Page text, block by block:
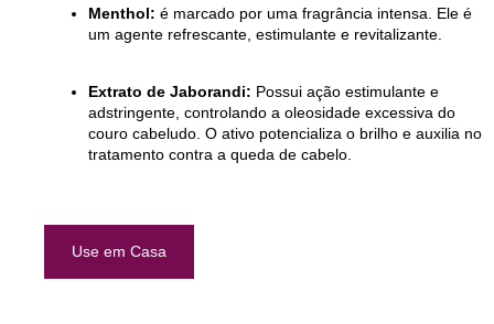
Menthol: é marcado por uma fragrância intensa. Ele é
um agente refrescante, estimulante e revitalizante.
Extrato de Jaborandi: Possui ação estimulante e
adstringente, controlando a oleosidade excessiva do
couro cabeludo. O ativo potencializa o brilho e auxilia no
tratamento contra a queda de cabelo.
Use em Casa